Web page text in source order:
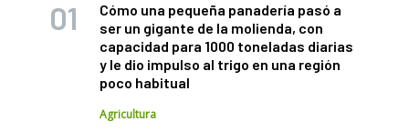
Cómo una pequeña panadería pasó a
ser un gigante de la molienda, con
capacidad para 1000 toneladas diarias
y le dio impulso al trigo en una región
poco habitual
Agricultura